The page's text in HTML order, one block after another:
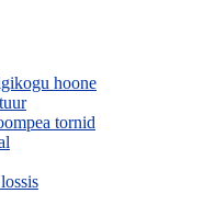
hoone
tornid